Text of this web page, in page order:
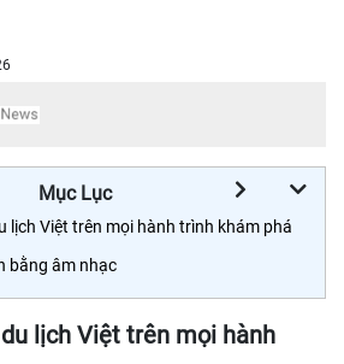
Mục Lục
lịch Việt trên mọi hành trình khám phá
bằng âm nhạc
lịch Việt trên mọi hành